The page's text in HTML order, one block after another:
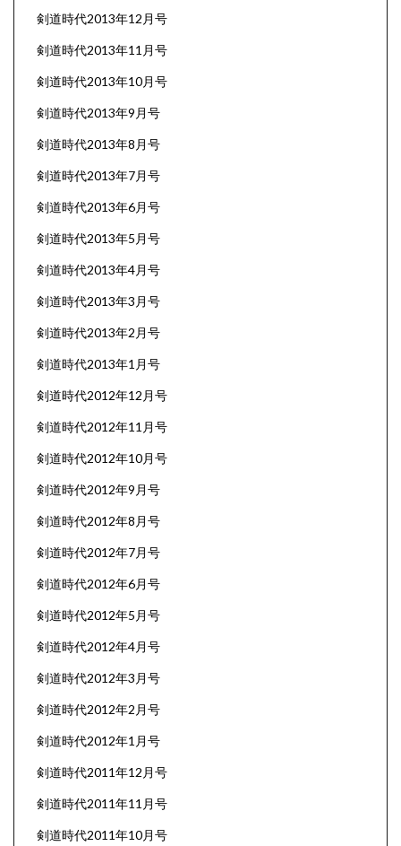
剣道時代2013年12月号
剣道時代2013年11月号
剣道時代2013年10月号
剣道時代2013年9月号
剣道時代2013年8月号
剣道時代2013年7月号
剣道時代2013年6月号
剣道時代2013年5月号
剣道時代2013年4月号
剣道時代2013年3月号
剣道時代2013年2月号
剣道時代2013年1月号
剣道時代2012年12月号
剣道時代2012年11月号
剣道時代2012年10月号
剣道時代2012年9月号
剣道時代2012年8月号
剣道時代2012年7月号
剣道時代2012年6月号
剣道時代2012年5月号
剣道時代2012年4月号
剣道時代2012年3月号
剣道時代2012年2月号
剣道時代2012年1月号
剣道時代2011年12月号
剣道時代2011年11月号
剣道時代2011年10月号